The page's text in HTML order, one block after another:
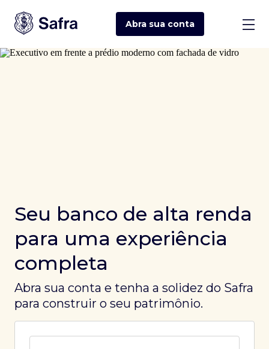
Abra sua conta
Seu banco de alta renda
para uma experiência
completa
Abra sua conta e tenha a solidez do Safra
para construir o seu patrimônio.